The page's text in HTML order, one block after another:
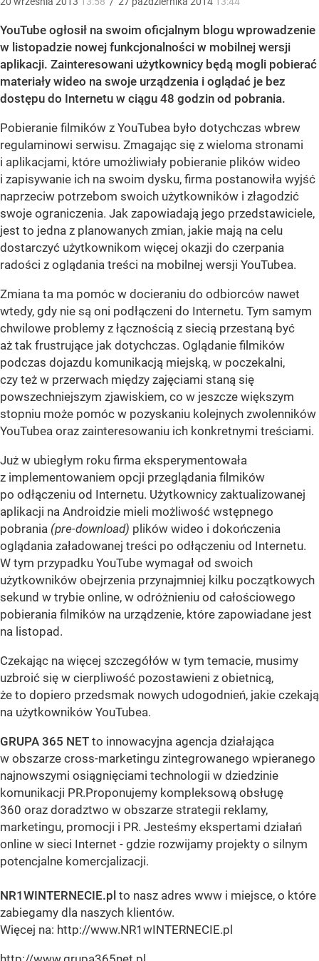
YouTube ogłosił na swoim oficjalnym blogu wprowadzenie
w listopadzie nowej funkcjonalności w mobilnej wersji
aplikacji. Zainteresowani użytkownicy będą mogli pobierać
materiały wideo na swoje urządzenia i oglądać je bez
dostępu do Internetu w ciągu 48 godzin od pobrania.
Pobieranie filmików z YouTubea było dotychczas wbrew
regulaminowi serwisu. Zmagając się z wieloma stronami
i aplikacjami, które umożliwiały pobieranie plików wideo
i zapisywanie ich na swoim dysku, firma postanowiła wyjść
naprzeciw potrzebom swoich użytkowników i złagodzić
swoje ograniczenia. Jak zapowiadają jego przedstawiciele,
jest to jedna z planowanych zmian, jakie mają na celu
dostarczyć użytkownikom więcej okazji do czerpania
radości z oglądania treści na mobilnej wersji YouTubea.
Zmiana ta ma pomóc w docieraniu do odbiorców nawet
wtedy, gdy nie są oni podłączeni do Internetu. Tym samym
chwilowe problemy z łącznością z siecią przestaną być
aż tak frustrujące jak dotychczas. Oglądanie filmików
podczas dojazdu komunikacją miejską, w poczekalni,
czy też w przerwach między zajęciami staną się
powszechniejszym zjawiskiem, co w jeszcze większym
stopniu może pomóc w pozyskaniu kolejnych zwolenników
YouTubea oraz zainteresowaniu ich konkretnymi treściami.
Już w ubiegłym roku firma eksperymentowała
z implementowaniem opcji przeglądania filmików
po odłączeniu od Internetu. Użytkownicy zaktualizowanej
aplikacji na Androidzie mieli możliwość wstępnego
pobrania (pre-download) plików wideo i dokończenia
oglądania załadowanej treści po odłączeniu od Internetu.
W tym przypadku YouTube wymagał od swoich
użytkowników obejrzenia przynajmniej kilku początkowych
sekund w trybie online, w odróżnieniu od całościowego
pobierania filmików na urządzenie, które zapowiadane jest
na listopad.
Czekając na więcej szczegółów w tym temacie, musimy
uzbroić się w cierpliwość pozostawieni z obietnicą,
że to dopiero przedsmak nowych udogodnień, jakie czekają
na użytkowników YouTubea.
GRUPA 365 NET to innowacyjna agencja działająca
w obszarze cross-marketingu zintegrowanego wpieranego
najnowszymi osiągnięciami technologii w dziedzinie
komunikacji PR.Proponujemy kompleksową obsługę
360 oraz doradztwo w obszarze strategii reklamy,
marketingu, promocji i PR. Jesteśmy ekspertami działań
online w sieci Internet - gdzie rozwijamy projekty o silnym
potencjalne komercjalizacji.
NR1WINTERNECIE.pl to nasz adres www i miejsce, o które
zabiegamy dla naszych klientów.
Więcej na: http://www.NR1wINTERNECIE.pl